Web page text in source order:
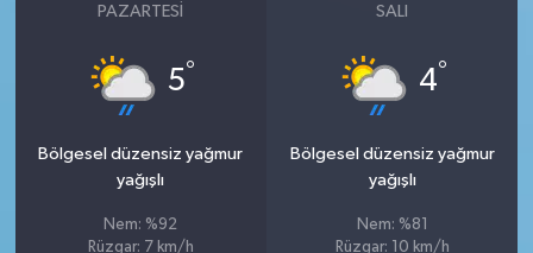
PAZARTESI
5°
Bölgesel düzensiz yağmur
yağışlı
Nem: %92
Rüzgar: 7 km/h
SALI
4°
Bölgesel düzensiz yağmur
yağışlı
Nem: %81
Rüzgar: 10 km/h